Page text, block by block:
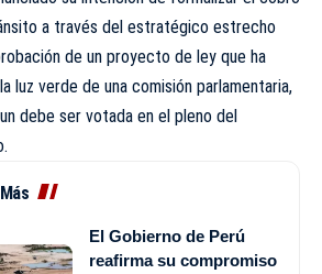
a través del estratégico estrecho
de un proyecto de ley que ha
luz verde de una comisión parlamentaria,
debe ser votada en el pleno del
El Gobierno de Perú
reafirma su compromiso